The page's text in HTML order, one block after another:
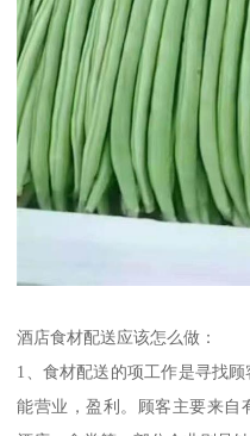
酒店食材配送应该怎么做：
1、食材配送的项工作是寻找
能营业，盈利。顾客主要来自